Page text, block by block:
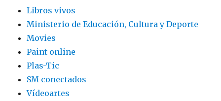
Libros vivos
Ministerio de Educación, Cultura y Deporte
Movies
Paint online
Plas-Tic
SM conectados
Vídeoartes